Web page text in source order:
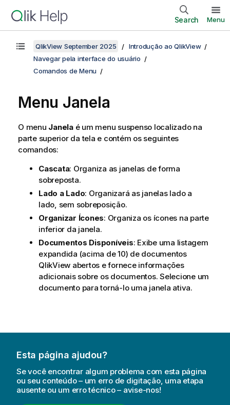
Search Menu
QlikView September 2025
Introdução ao QlikView
Navegar pela interface do usuário
Comandos de Menu
Menu Janela
O menu Janelaé um menu suspenso localizado na
parte superior da tela e contém os seguintes
comandos:
Cascata: Organiza as janelas de forma
sobreposta.
Lado a Lado: Organizará as janelas lado a
lado, sem sobreposição.
Organizar Ícones: Organiza os ícones na parte
inferior da janela.
Documentos Disponíveis: Exibe uma listagem
expandida (acima de 10) de documentos
QlikView abertos e fornece informações
adicionais sobre os documentos. Selecione um
documento para torná-lo uma janela ativa.
Esta página ajudou?
Se você encontrar algum problema com esta página
ou seu conteúdo – um erro de digitação, uma etapa
ausente ou um erro técnico – avise-nos!